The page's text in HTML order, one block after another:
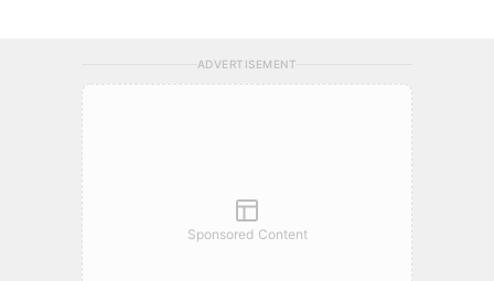
ADVERTISEMENT
Sponsored Content